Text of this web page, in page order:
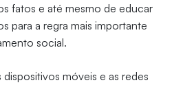
fatos e até mesmo de educar
para a regra mais importante
social.
móveis e as redes